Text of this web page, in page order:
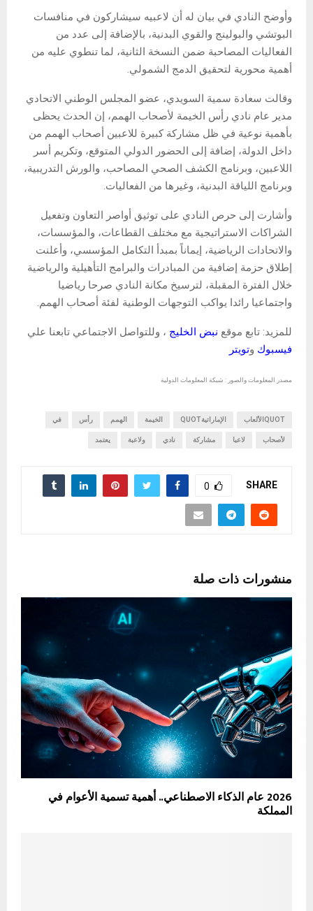
وأوضح النادي في بيان له أن لاعبيه سيشاركون في منافسات
البوتشي والبولينج والقوي البدنية، بالإضافة إلى عدد من
الفعاليات المصاحبة ضمن النسخة الثانية، لما تنطوي عليه من
أهمية محورية لتحقيق الدمج الشمولي.
وقالت سعادة سمية السويدي، عضو المجلس الوطني الاتحادي
مدير عام نادي رأس الخيمة لأصحاب الهمم، إن الحدث يحظى
بأهمية نوعية في ظل مشاركة كبيرة للاعبين أصحاب الهمم من
داخل الدولة، إضافة إلى الحضور الدولي المتوقع، وتكريم أسر
اللاعبين، وبرنامج الكشف الصحي المصاحب، والورش التدريبية،
وبرنامج اللياقة البدنية، وغيرها من الفعاليات.
وأشارت إلى حرص النادي على توثيق أواصر التعاون وتفعيل
الشراكات الاستراتيجية مع مختلف القطاعات، والمؤسسات،
والاتحادات الرياضية، إيماناً بمبدأ التكامل المؤسسي، وأعلنت
إطلاق حزمة إضافية من المبادرات والبرامج التأهيلية والرياضية
خلال الفترة المقبلة، لترسيخ مكانة النادي صرحا رياضيا
واجتماعيا رائدا يواكب التوجهات الوطنية لفئة أصحاب الهمم.
للمزيد: تابع موقع نبض الخليج ، وللتواصل الاجتماعي تابعنا علي
فيسبوك وتويتر
مصدر المعلومات والصور : شبكة المعلومات الدولية
QUOTالألعاب الإماراتيةQUOT الخيمة الهمم رأس في
لأصحاب لاعبا مشاركة نادي ولاعبة يعتمد
SHARE
0
منشورات ذات صلة
2026 عام الذكاء الاصطناعي.. أهمية تسمية الأعوام في
المملكة